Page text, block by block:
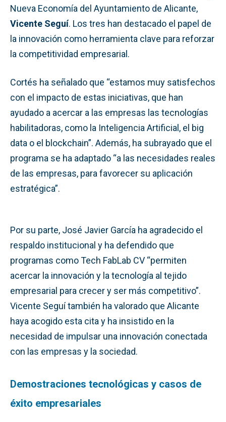
Nueva Economía del Ayuntamiento de Alicante,
Vicente Seguí. Los tres han destacado el papel de
la innovación como herramienta clave para reforzar
la competitividad empresarial.
Cortés ha señalado que “estamos muy satisfechos
con el impacto de estas iniciativas, que han
ayudado a acercar a las empresas las tecnologías
habilitadoras, como la Inteligencia Artificial, el big
data o el blockchain”. Además, ha subrayado que el
programa se ha adaptado “a las necesidades reales
de las empresas, para favorecer su aplicación
estratégica”.
Por su parte, José Javier García ha agradecido el
respaldo institucional y ha defendido que
programas como Tech FabLab CV “permiten
acercar la innovación y la tecnología al tejido
empresarial para crecer y ser más competitivo”.
Vicente Seguí también ha valorado que Alicante
haya acogido esta cita y ha insistido en la
necesidad de impulsar una innovación conectada
con las empresas y la sociedad.
Demostraciones tecnológicas y casos de
éxito empresariales